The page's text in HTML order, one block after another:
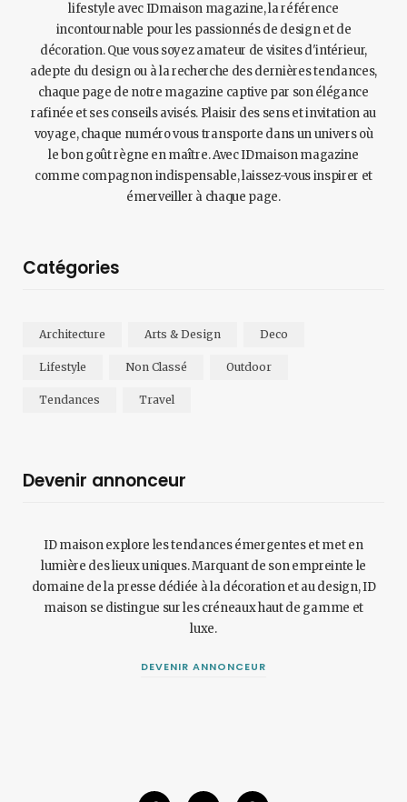
lifestyle avec IDmaison magazine, la référence
incontournable pour les passionnés de design et de
décoration. Que vous soyez amateur de visites d'intérieur,
adepte du design ou à la recherche des dernières tendances,
chaque page de notre magazine captive par son élégance
rafinée et ses conseils avisés. Plaisir des sens et invitation au
voyage, chaque numéro vous transporte dans un univers où
le bon goût règne en maître. Avec IDmaison magazine
comme compagnon indispensable, laissez-vous inspirer et
émerveiller à chaque page.
Catégories
Architecture Arts & Design Deco
Lifestyle Non Classé Outdoor
Tendances Travel
Devenir annonceur
ID maison explore les tendances émergentes et met en
lumière des lieux uniques. Marquant de son empreinte le
domaine de la presse dédiée à la décoration et au design, ID
maison se distingue sur les créneaux haut de gamme et
luxe.
DEVENIR ANNONCEUR